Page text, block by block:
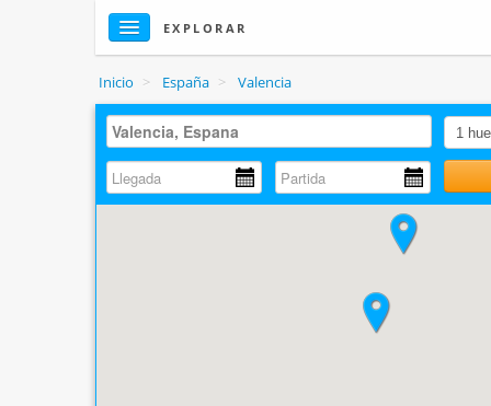
EXPLORAR
Inicio > España > Valencia